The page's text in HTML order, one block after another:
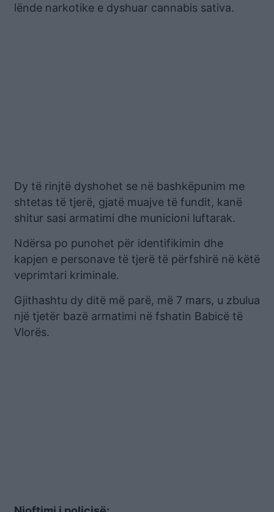
lënde narkotike e dyshuar cannabis sativa.
Dy të rinjtë dyshohet se në bashkëpunim me
shtetas të tjerë, gjatë muajve të fundit, kanë
shitur sasi armatimi dhe municioni luftarak.
Ndërsa po punohet për identifikimin dhe
kapjen e personave të tjerë të përfshirë në këtë
veprimtari kriminale.
Gjithashtu dy ditë më parë, më 7 mars, u zbulua
një tjetër bazë armatimi në fshatin Babicë të
Vlorës.